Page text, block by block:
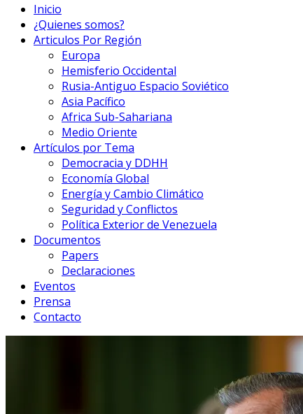
Inicio
¿Quienes somos?
Articulos Por Región
Europa
Hemisferio Occidental
Rusia-Antiguo Espacio Soviético
Asia Pacífico
Africa Sub-Sahariana
Medio Oriente
Artículos por Tema
Democracia y DDHH
Economía Global
Energía y Cambio Climático
Seguridad y Conflictos
Política Exterior de Venezuela
Documentos
Papers
Declaraciones
Eventos
Prensa
Contacto